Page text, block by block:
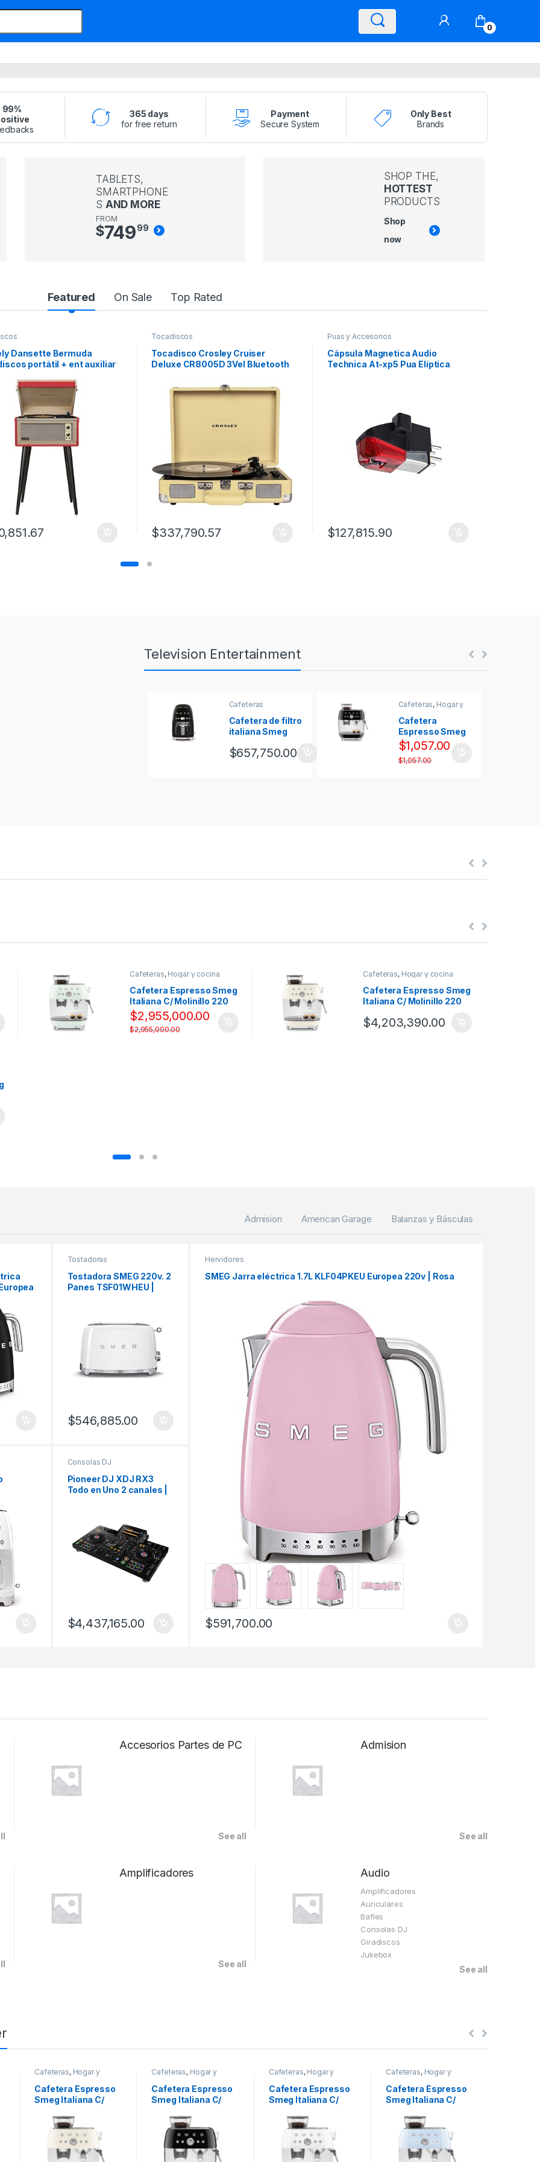
0
99%
365 days
for free return
Payment
Secure System
Only Best
Brands
TABLETS,
SMARTPHONE
S AND MORE
FROM
$74999
SHOP THE,
HOTTEST
PRODUCTS
Shop
now
Featured On Sale Top Rated
Dansette Bermuda
portátil + ent auxiliar
Tocadiscos
Tocadisco Crosley Cruiser
Deluxe CR8005D 3Vel Bluetooth
$337,790.57
Puas y Accesorios
Cápsula Magnetica Audio
Technica At-xp5 Pua Elíptica
$127,815.90
Television Entertainment
Cafeteras
Cafetera de filtro
italiana Smeg
220v. NEGRO
$657,750.00
Cafeteras, Hogar y
Cafetera
Espresso Smeg
Italiana C/
Molinillo 220
Volts Negro
$1,057.00
$1,057.00
Cafeteras, Hogar y cocina
Cafetera Espresso Smeg
Italiana C/ Molinillo 220
Volts Verde
$2,955,000.00
$2,955,000.00
Cafeteras, Hogar y cocina
Cafetera Espresso Smeg
Italiana C/ Molinillo 220
$4,203,390.00
Admision American Garage Balanzas y Básculas
Tostadoras
Tostadora SMEG 220v. 2
Panes TSF01WHEU |
$546,885.00
Consolas DJ
Pioneer DJ XDJ RX3
Todo en Uno 2 canales |
$4,437,165.00
Hervidores
SMEG Jarra eléctrica 1.7L KLF04PKEU Europea 220v | Rosa
$591,700.00
Accesorios Partes de PC
See all
Admision
See all
Amplificadores
See all
Audio
Amplificadores
Auriculares
Bafles
Consolas DJ
Giradiscos
Jukebox
See all
Cafeteras, Hogar y
Cafetera Espresso
Smeg Italiana C/
Crema
Cafeteras, Hogar y
Cafetera Espresso
Smeg Italiana C/
Negro
Cafeteras, Hogar y
Cafetera Espresso
Smeg Italiana C/
Blanco
Cafeteras, Hogar y
Cafetera Espresso
Smeg Italiana C/
Celeste